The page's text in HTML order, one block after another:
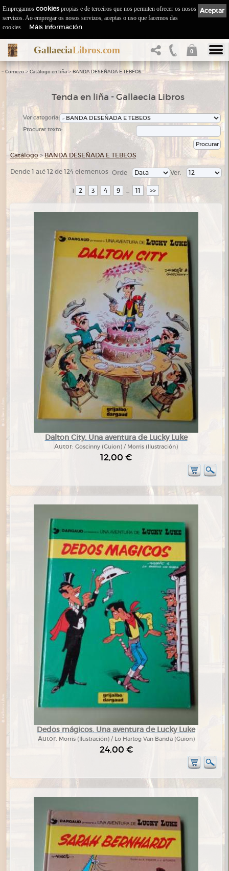
GallaeciaLibros.com 0
:: Comezo > Catálogo en liña > BANDA DESEÑADA E TEBEOS
Tenda en liña - Gallaecia Libros
Ver categoría:
Procurar texto:
Catálogo >BANDA DESEÑADA E TEBEOS
Dende 1 até 12 de 124 elementos Ver:
Orde
1 2 3 4 9 ... 11 >>
Dalton City. Una aventura de Lucky Luke
Autor: Goscinny (Guion) / Morris (Ilustración)
12,00 €
Dedos mágicos. Una aventura de Lucky Luke
Autor: Morris (Ilustración) / Lo Hartog Van Banda (Guion)
24,00 €
Aceptar
Empregamos cookies propias e de terceiros que nos permiten ofrecer os nosos
servizos. Ao empregar os nosos servizos, aceptas o uso que facemos das
cookies.
Máis información